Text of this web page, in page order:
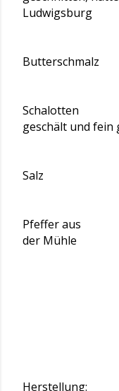
Ludwigsburg
Butterschmalz
Schalotten
geschält und fein
Salz
Pfeffer aus
der Mühle
Herstellung: